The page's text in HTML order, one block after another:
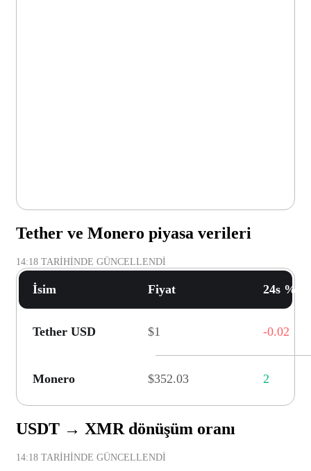
Tether ve Monero piyasa verileri
14:18 TARIHINDE GÜNCELLENDI
İsim Fiyat 24s %
Tether USD $1 -0.02
Monero $352.03 2
USDT → XMR dönüşüm oranı
14:18 TARIHINDE GÜNCELLENDI